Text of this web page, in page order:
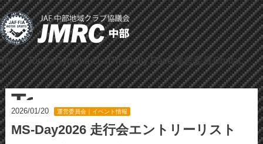
Top TopicsGymkhanaDartTrialRally Race 運営委員
会
Contact
Topics
2026/01/20 運営委員会｜イベント情報
MS-Day2026 走行会エントリーリスト